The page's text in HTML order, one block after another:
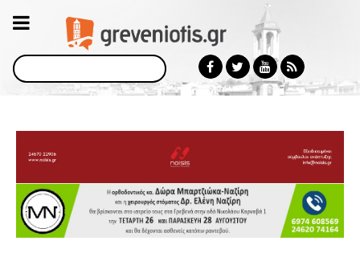
Αναζήτηση